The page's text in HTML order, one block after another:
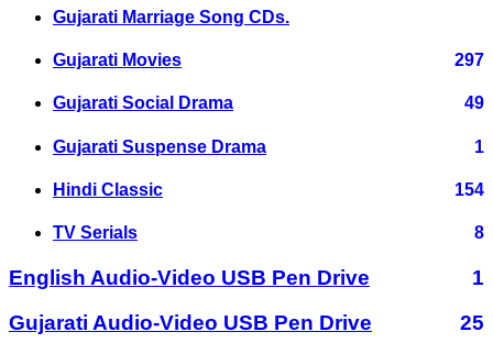
Gujarati Marriage Song CDs.
Gujarati Movies 297
Gujarati Social Drama 49
Gujarati Suspense Drama 1
Hindi Classic 154
TV Serials 8
English Audio-Video USB Pen Drive
1
Gujarati Audio-Video USB Pen Drive
25